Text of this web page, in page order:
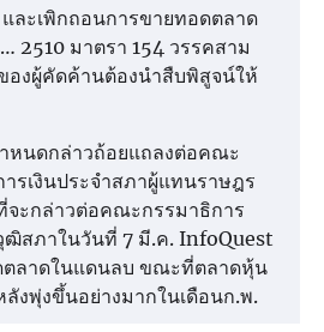
ละเพิกถอนการขายทอดตลาด
2510 มาตรา 154 วรรคสาม
งผู้คัดค้านต้องนำสืบพิสูจน์ให้
หนดกล่าวถ้อยแถลงต่อคณะ
รเงินประจำสภาผู้แทนราษฎร
ะกล่าวต่อคณะกรรมาธิการ
ฒิสภาในวันที่ 7 มี.ค. InfoQuest
ตลาดในแดนลบ ขณะที่ตลาดหุ้น
งพุ่งขึ้นอย่างมากในเดือนก.พ.